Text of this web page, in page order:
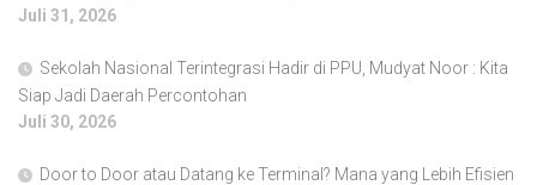
Juli 31, 2026
Sekolah Nasional Terintegrasi Hadir di PPU, Mudyat Noor : Kita
Siap Jadi Daerah Percontohan
Juli 30, 2026
Door to Door atau Datang ke Terminal? Mana yang Lebih Efisien